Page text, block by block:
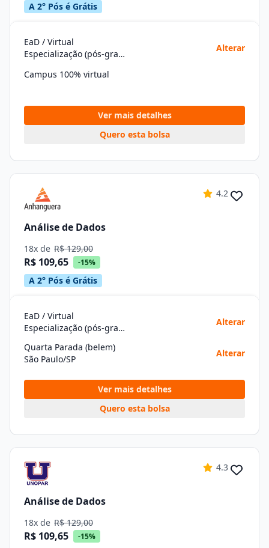
A 2° Pós é Grátis
EaD / Virtual
Especialização (pós-graduação)
Alterar
Campus 100% virtual
Ver mais detalhes
Quero esta bolsa
4.2
Análise de Dados
18x de R$ 129,00
R$ 109,65 -15%
A 2° Pós é Grátis
EaD / Virtual
Especialização (pós-graduação)
Alterar
Quarta Parada (belem)
São Paulo/SP
Alterar
Ver mais detalhes
Quero esta bolsa
4.3
Análise de Dados
18x de R$ 129,00
R$ 109,65 -15%